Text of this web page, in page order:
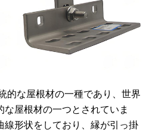
的な屋根材の一種であり、世界
屋根材の一つとされていま
形状をしており、縁が引っ掛